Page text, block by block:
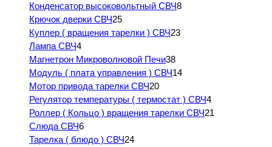
Конденсатор высоковольтный СВЧ8
Крючок дверки СВЧ25
Куплер ( вращения тарелки ) СВЧ23
Лампа СВЧ4
Магнетрон Микроволновой Печи38
Модуль ( плата управления ) СВЧ14
Мотор привода тарелки СВЧ20
Регулятор температуры ( термостат ) СВЧ4
Роллер ( Кольцо ) вращения тарелки СВЧ21
Слюда СВЧ6
Тарелка ( блюдо ) СВЧ24